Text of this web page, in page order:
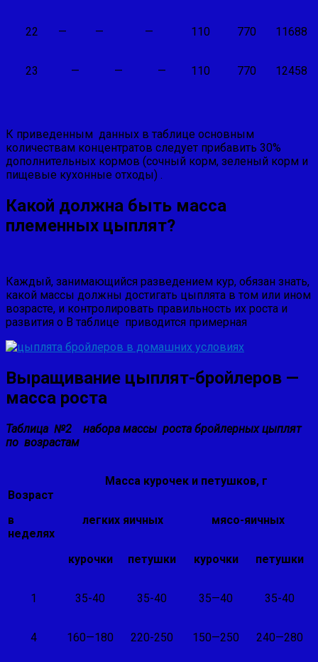
22 — — — 110 770 11688
23 — — — 110 770 12458
К приведенным данных в таблице основным
количествам кон­центратов следует прибавить 30%
дополнительных кор­мов (сочный корм, зеленый корм и
пищевые кухонные отходы) .
Какой должна быть масса
племенных цыплят?
Каждый, занимающийся разведением кур, обязан знать,
какой массы должны достигать цыплята в том или ином
возрасте, и контролировать правильность их роста и
развития о В таблице приводится примерная
Выращивание цыплят-бройлеров —
масса роста
Таблица №2 набора массы роста бройлерных цыплят
по возрастам
Возраст
в
неделях
Масса курочек и петушков, г
легких яичных мясо-яичных
курочки петушки курочки петушки
1 35-40 35-40 35—40 35-40
4 160—180 220-250 150—250 240—280